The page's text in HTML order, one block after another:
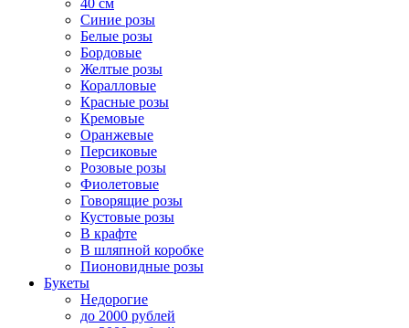
40 см
Cиние розы
Белые розы
Бордовые
Желтые розы
Коралловые
Красные розы
Кремовые
Оранжевые
Персиковые
Розовые розы
Фиолетовые
Говорящие розы
Кустовые розы
В крафте
В шляпной коробке
Пионовидные розы
Букеты
Недорогие
до 2000 рублей